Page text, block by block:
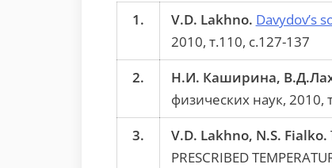
1. V.D. Lakhno. Davydov’s
2010, т.110, с.127-137
2.
Н.И. Каширина,
физических наук, 2010,
3.
V.D. Lakhno, N.S. Fialko.
PRESCRIBED